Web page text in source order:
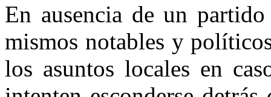
En ausencia de un
mismos notables y
los asuntos locales en